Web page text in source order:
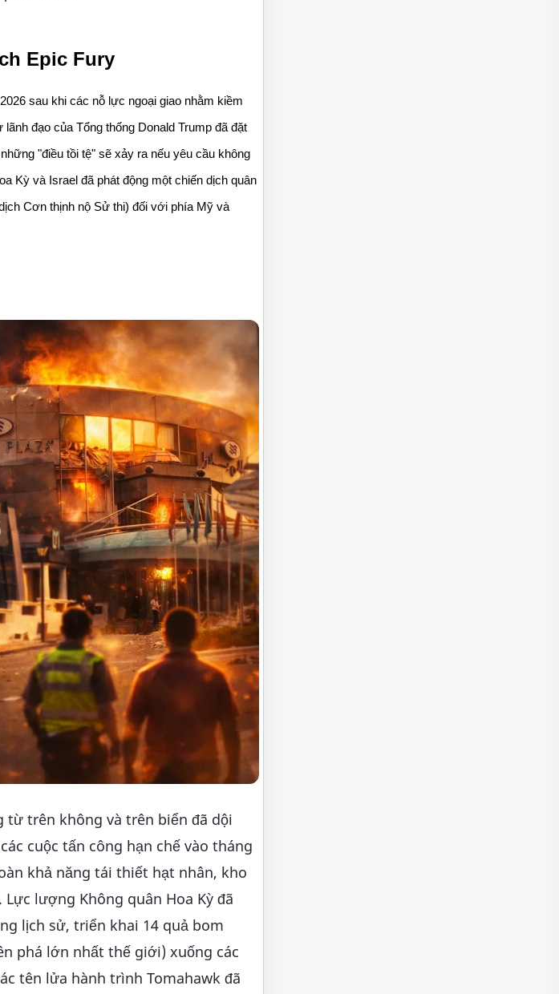
Epic Fury
sau khi các nỗ lực ngoại giao nhằm kiềm
đạo của Tổng thống Donald Trump đã đặt
"điều tồi tệ" sẽ xảy ra nếu yêu cầu không
Kỳ và Israel đã phát động một chiến dịch quân
Cơn thịnh nộ Sử thi) đối với phía Mỹ và
từ trên không và trên biển đã dội
cuộc tấn công hạn chế vào tháng
khả năng tái thiết hạt nhân, kho
lượng Không quân Hoa Kỳ đã
lịch sử, triển khai 14 quả bom
phá lớn nhất thế giới) xuống các
tên lửa hành trình Tomahawk đã